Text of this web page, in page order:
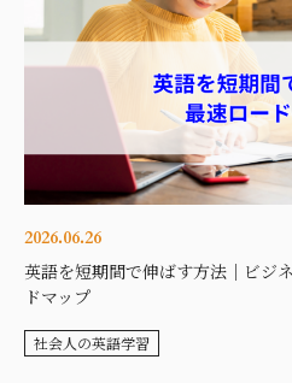
2026.06.26
英語を短期間で伸ばす方法｜ビジ
ドマップ
社会人の英語学習